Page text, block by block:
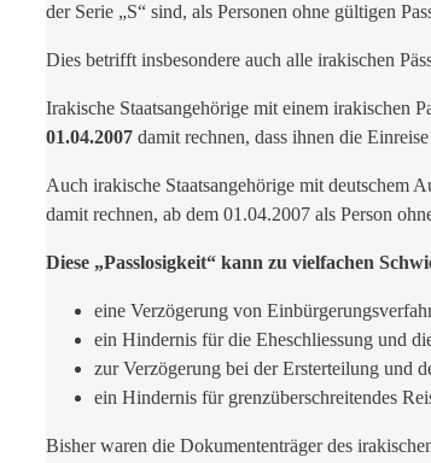
der Serie „S“ sind, als Personen ohne gültigen
Dies betrifft insbesondere auch alle irakischen
Irakische Staatsangehörige mit einem irakischen
01.04.2007 damit rechnen, dass ihnen die
Auch irakische Staatsangehörige mit deutschem
damit rechnen, ab dem 01.04.2007 als Person
Diese „Passlosigkeit“ kann zu vielfachen
eine Verzögerung von
ein Hindernis für die Eheschliessung und
zur Verzögerung bei der Ersterteilung und
ein Hindernis für grenzüberschreitendes
Bisher waren die Dokumententräger des